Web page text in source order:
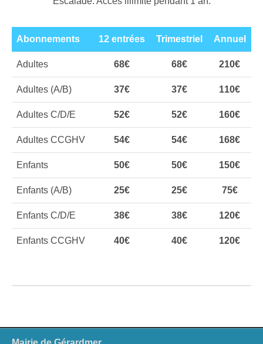
Abonnements 12 entrées Trimestriel Annuel
Adultes 68€ 68€ 210€
Adultes (A/B) 37€ 37€ 110€
Adultes C/D/E 52€ 52€ 160€
Adultes CCGHV 54€ 54€ 168€
Enfants 50€ 50€ 150€
Enfants(A/B) 25€ 25€ 75€
Enfants C/D/E 38€ 38€ 120€
Enfants CCGHV 40€ 40€ 120€